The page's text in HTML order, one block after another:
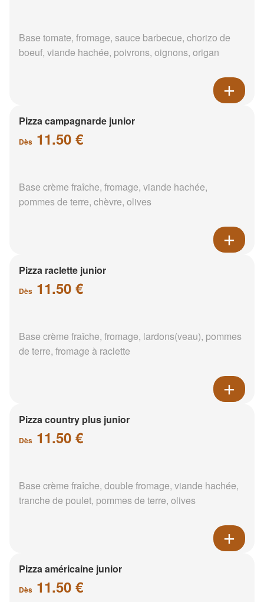
Base tomate, fromage, sauce barbecue, chorizo de
boeuf, viande hachée, poivrons, oignons, origan
Pizza campagnarde junior
Dès 11.50 €
Base crème fraîche, fromage, viande hachée,
pommes de terre, chèvre, olives
Pizza raclette junior
Dès 11.50 €
Base crème fraîche, fromage, lardons(veau), pommes
de terre, fromage à raclette
Pizza country plus junior
Dès 11.50 €
Base crème fraîche, double fromage, viande hachée,
tranche de poulet, pommes de terre, olives
Pizza américaine junior
Dès 11.50 €